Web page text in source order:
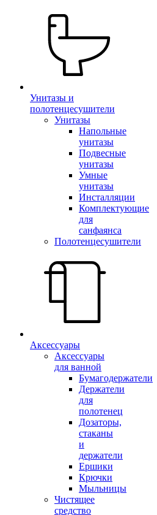
Унитазы и
полотенцесушители
Унитазы
Напольные
унитазы
Подвесные
унитазы
Умные
унитазы
Инсталляции
Комплектующие
для
санфаянса
Полотенцесушители
Аксессуары
Аксессуары
для ванной
Бумагодержатели
Держатели
для
полотенец
Дозаторы,
стаканы
и
держатели
Ершики
Крючки
Мыльницы
Чистящее
средство